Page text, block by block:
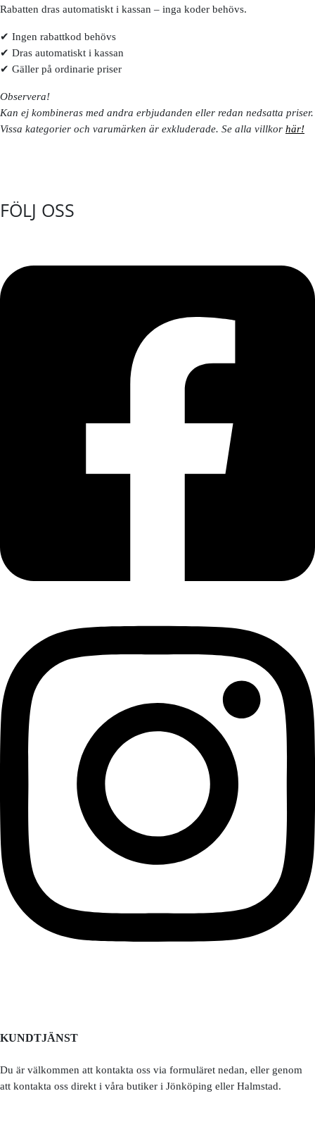
Rabatten dras automatiskt i kassan – inga koder behövs.
✔ Ingen rabattkod behövs
✔ Dras automatiskt i kassan
✔ Gäller på ordinarie priser
Observera!
Kan ej kombineras med andra erbjudanden eller redan nedsatta priser.
Vissa kategorier och varumärken är exkluderade. Se alla villkor här!
FÖLJ OSS
KUNDTJÄNST
Du är välkommen att kontakta oss via formuläret nedan, eller genom
att kontakta oss direkt i våra butiker i Jönköping eller Halmstad.